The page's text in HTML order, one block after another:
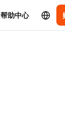
帮助中心